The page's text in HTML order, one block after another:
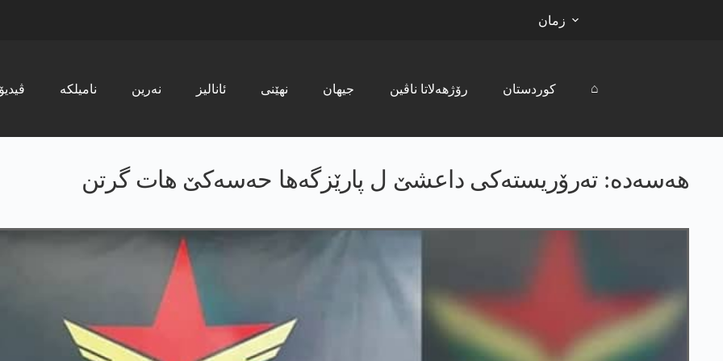
زمان
ڤیدیۆ نامیلکە نەرین ئانالیز نھێنی جیھان رۆژھەلاتا ناڤین کوردستان ⌂
هەسەدە: تەرۆریستەکی داعشێ ل پارێزگەھا حەسەکێ ھات گرتن